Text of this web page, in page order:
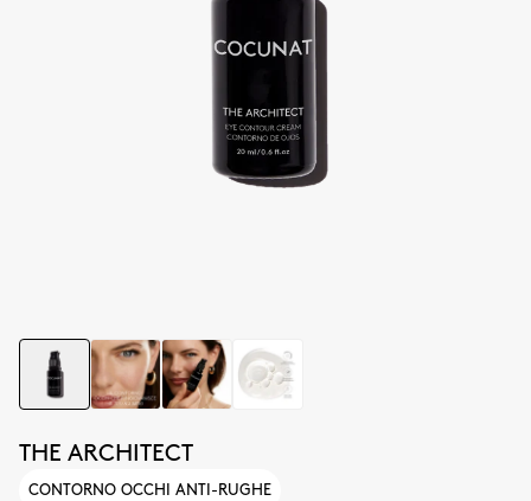
THE ARCHITECT
CONTORNO OCCHI ANTI-RUGHE